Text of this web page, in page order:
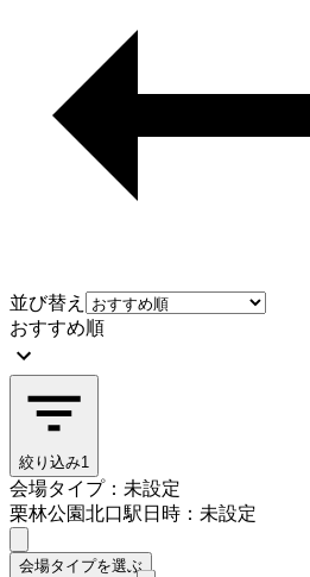
並び替え
おすすめ順
絞り込み1
会場タイプ：未設定
栗林公園北口駅日時：未設定
会場タイプを選ぶ